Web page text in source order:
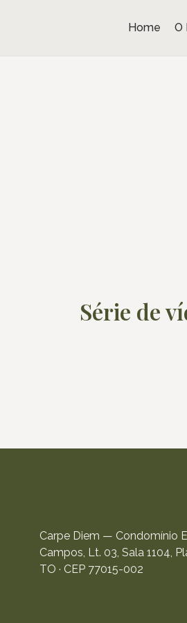
Home O
Série de
Carpe Diem — Condomínio
Campos, Lt. 03, Sala 1104,
TO · CEP 77015-002